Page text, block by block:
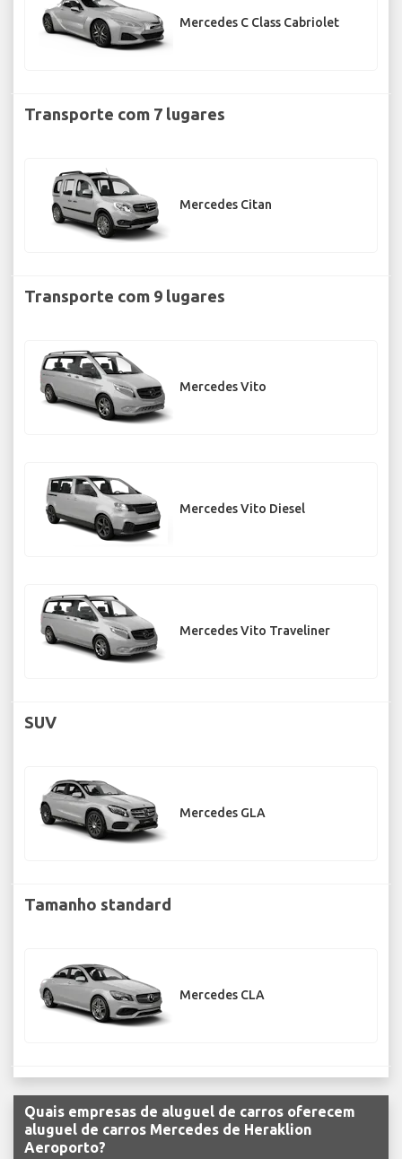
Mercedes C Class Cabriolet
Transporte com 7 lugares
Mercedes Citan
Transporte com 9 lugares
Mercedes Vito
Mercedes Vito Diesel
Mercedes Vito Traveliner
SUV
Mercedes GLA
Tamanho standard
Mercedes CLA
Quais empresas de aluguel de carros oferecem
aluguel de carros Mercedes de Heraklion
Aeroporto?